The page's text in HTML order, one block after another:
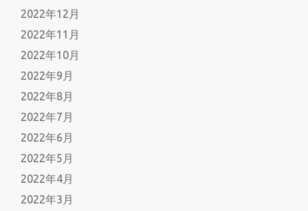
2022年12月
2022年11月
2022年10月
2022年9月
2022年8月
2022年7月
2022年6月
2022年5月
2022年4月
2022年3月